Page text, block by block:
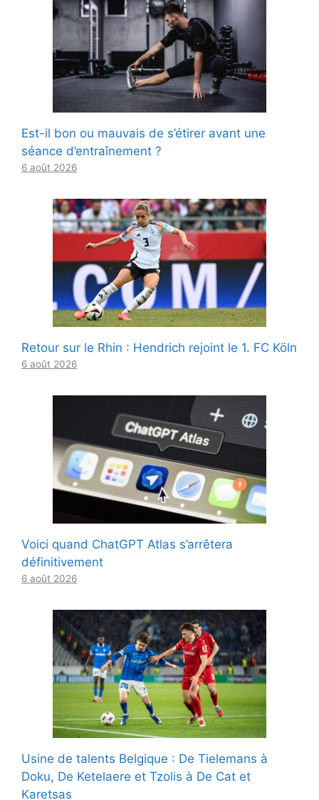
Est-il bon ou mauvais de s’étirer avant une
séance d’entraînement ?
6 août 2026
Retour sur le Rhin : Hendrich rejoint le 1. FC Köln
6 août 2026
Voici quand ChatGPT Atlas s’arrêtera
définitivement
6 août 2026
Usine de talents Belgique : De Tielemans à
Doku, De Ketelaere et Tzolis à De Cat et
Karetsas